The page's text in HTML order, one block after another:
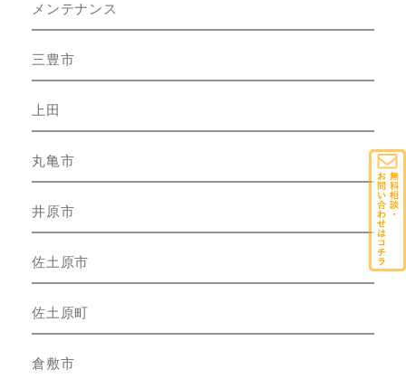
メンテナンス
三豊市
上田
丸亀市
井原市
佐土原市
佐土原町
倉敷市